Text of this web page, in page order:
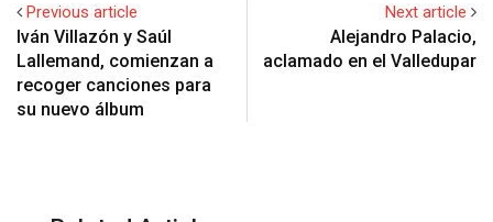
Previous article
Iván Villazón y Saúl
Lallemand, comienzan a
recoger canciones para
su nuevo álbum
Next article
Alejandro Palacio,
aclamado en el Valledupar